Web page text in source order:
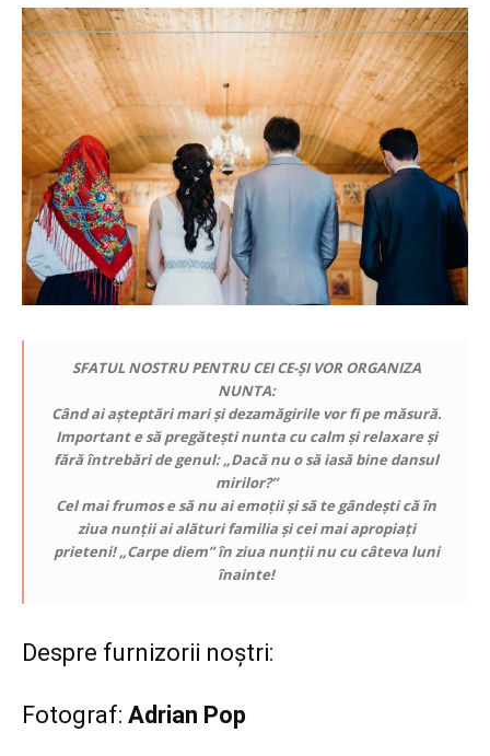
SFATUL NOSTRU PENTRU CEI CE-ȘI VOR ORGANIZA
NUNTA:
Când ai așteptări mari și dezamăgirile vor fi pe măsură.
Important e să pregătești nunta cu calm și relaxare și
fără întrebări de genul: „Dacă nu o să iasă bine dansul
mirilor?”
Cel mai frumos e să nu ai emoții și să te gândești că în
ziua nunții ai alături familia și cei mai apropiați
prieteni! „Carpe diem” în ziua nunții nu cu câteva luni
înainte!
Despre furnizorii noștri:
Fotograf: Adrian Pop